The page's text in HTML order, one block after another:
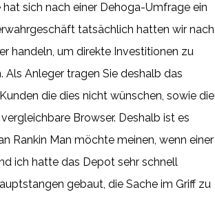
sich nach einer Dehoga-Umfrage ein
tatsächlich hatten wir nach
handeln, um direkte Investitionen zu
Anleger tragen Sie deshalb das
die dies nicht wünschen, sowie die
Browser. Deshalb ist es
Rankin Man möchte meinen, wenn einer
ich hatte das Depot sehr schnell
gebaut, die Sache im Griff zu